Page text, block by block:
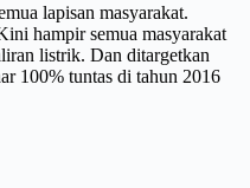
lapisan masyarakat.
hampir semua masyarakat
listrik. Dan ditargetkan
100% tuntas di tahun 2016